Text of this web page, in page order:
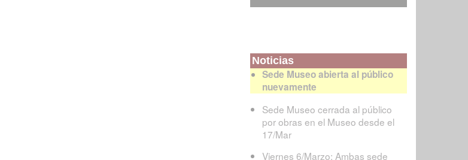
Noticias
Sede Museo abierta al público
nuevamente
Sede Museo cerrada al público
por obras en el Museo desde el
17/Mar
Viernes 6/Marzo: Ambas sede